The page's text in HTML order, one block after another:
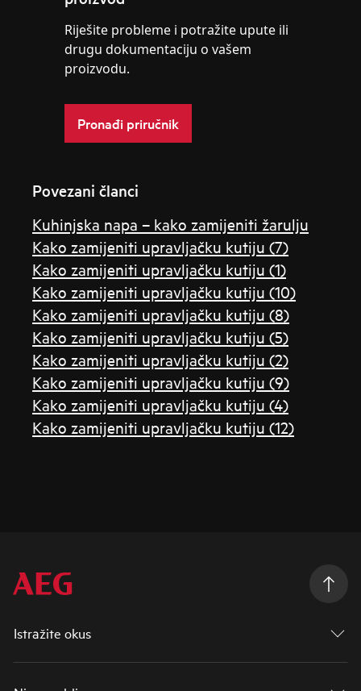
Riješite probleme i potražite upute ili
drugu dokumentaciju o vašem
proizvodu.
Pronađi priručnik
Povezani članci
Kuhinjska napa – kako zamijeniti žarulju
Kako zamijeniti upravljačku kutiju (7)
Kako zamijeniti upravljačku kutiju (1)
Kako zamijeniti upravljačku kutiju (10)
Kako zamijeniti upravljačku kutiju (8)
Kako zamijeniti upravljačku kutiju (5)
Kako zamijeniti upravljačku kutiju (2)
Kako zamijeniti upravljačku kutiju (9)
Kako zamijeniti upravljačku kutiju (4)
Kako zamijeniti upravljačku kutiju (12)
Istražite okus